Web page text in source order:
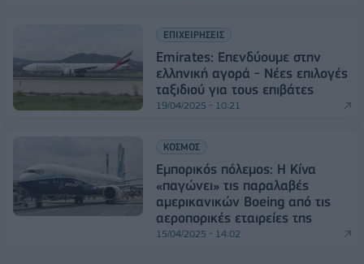
ΕΠΙΧΕΙΡΗΣΕΙΣ
Emirates: Επενδύουμε στην
ελληνική αγορά - Νέες επιλογές
ταξιδιού για τους επιβάτες
19/04/2025 - 10:21
ΚΟΣΜΟΣ
Εμπορικός πόλεμος: Η Κίνα
«παγώνει» τις παραλαβές
αμερικανικών Boeing από τις
αεροπορικές εταιρείες της
15/04/2025 - 14:02